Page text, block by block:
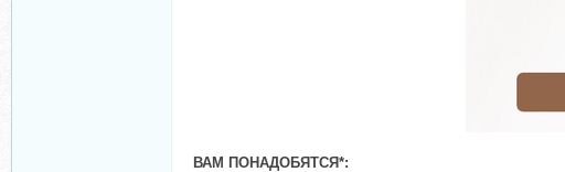
ВАМ ПОНАДОБЯТСЯ*: